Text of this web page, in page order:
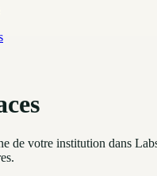
de votre institution dans